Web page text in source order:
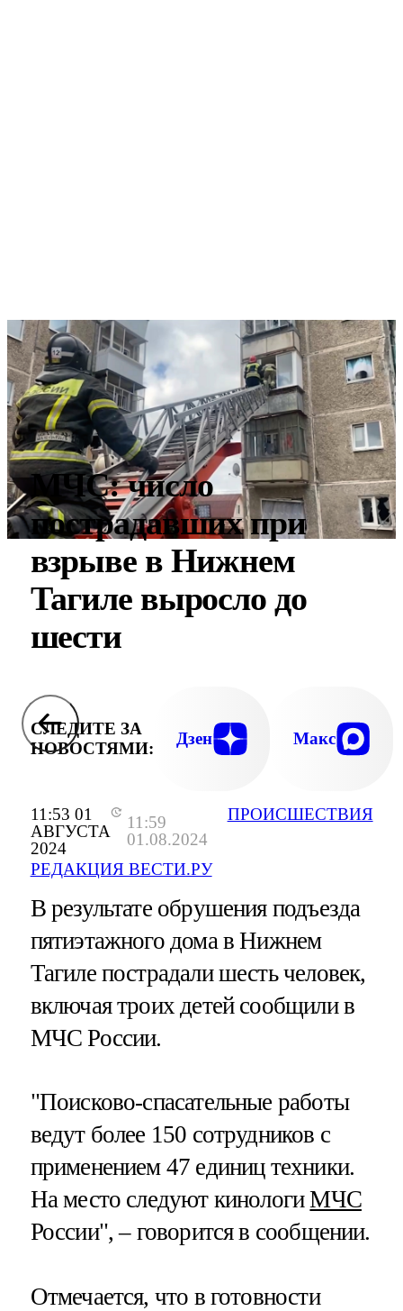
11:53 01
АВГУСТА
2024
11:59
01.08.2024
РЕДАКЦИЯ ВЕСТИ.РУ
ПРОИСШЕСТВИЯ
МЧС: число
пострадавших при
взрыве в Нижнем
Тагиле выросло до
шести
СЛЕДИТЕ ЗА
НОВОСТЯМИ:
Дзен Макс
В результате обрушения подъезда
пятиэтажного дома в Нижнем
Тагиле пострадали шесть человек,
включая троих детей сообщили в
МЧС России.
"Поисково-спасательные работы
ведут более 150 сотрудников с
применением 47 единиц техники.
На место следуют кинологиМЧС
России", – говорится в сообщении.
Отмечается, что в готовности